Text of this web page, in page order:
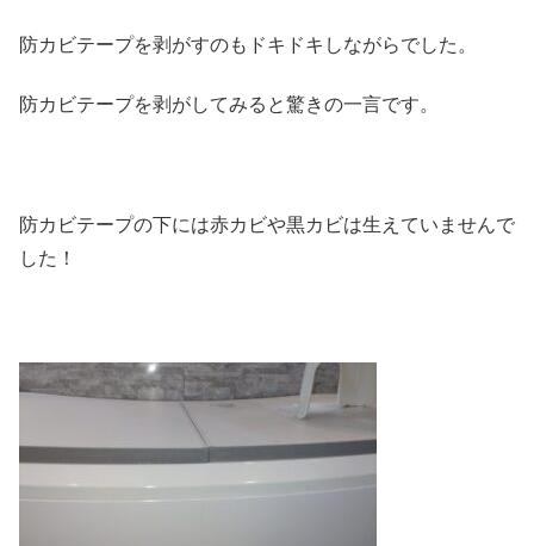
防カビテープを剥がすのもドキドキしながらでした。
防カビテープを剥がしてみると驚きの一言です。
防カビテープの下には赤カビや黒カビは生えていませんで
した！